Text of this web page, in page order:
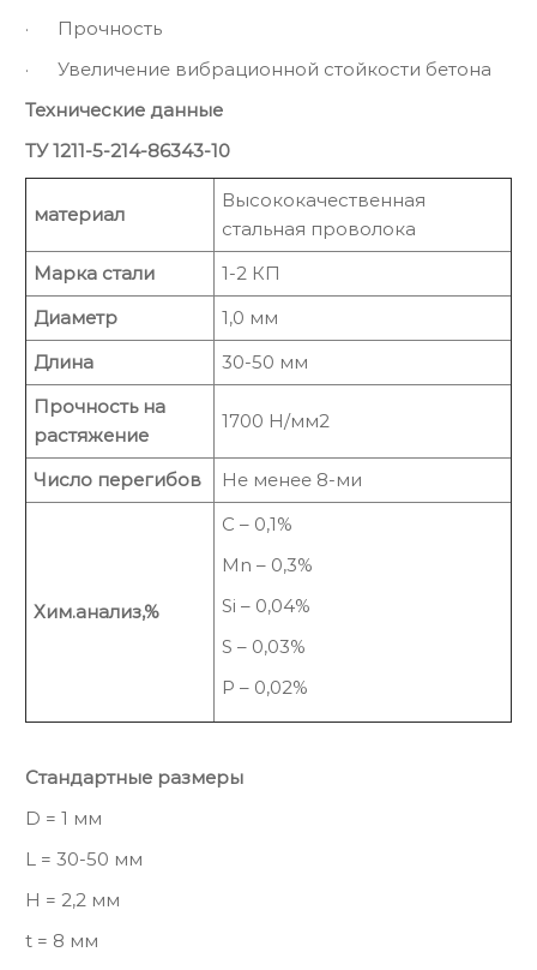
· Прочность
· Увеличение вибрационной стойкости бетона
Технические данные
ТУ 1211-5-214-86343-10
материал
Высококачественная
стальная проволока
Марка стали
1-2 КП
Диаметр
1,0 мм
Длина
30-50 мм
Прочность на
растяжение
1700 Н/мм2
Число перегибов Не менее 8-ми
Хим.анализ,%
С – 0,1%
Mn – 0,3%
Si – 0,04%
S – 0,03%
P – 0,02%
Стандартные размеры
D = 1 мм
L = 30-50 мм
H = 2,2 мм
t = 8 мм